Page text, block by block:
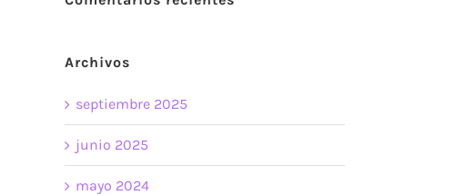
Archivos
septiembre 2025
junio 2025
mayo 2024